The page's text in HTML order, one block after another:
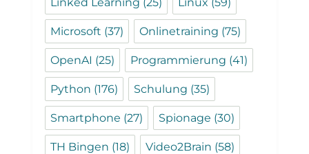
Microsoft (37) Onlinetraining (75)
OpenAI (25) Programmierung (41)
Python (176) Schulung (35)
Smartphone (27) Spionage (30)
TH Bingen (18) Video2Brain (58)